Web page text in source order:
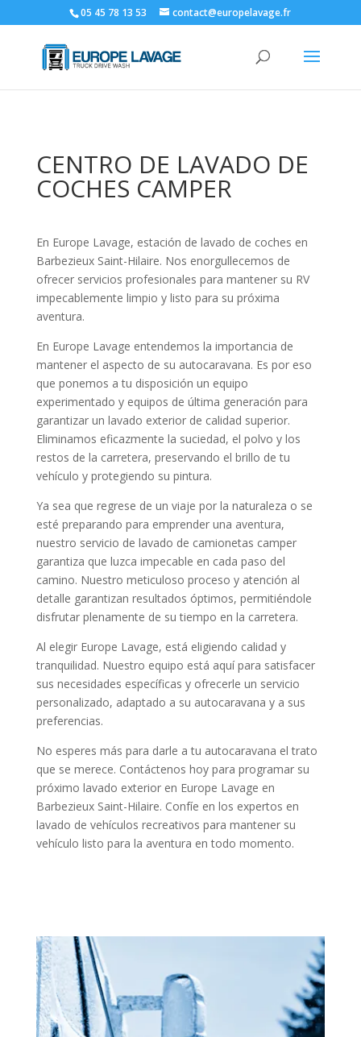
05 45 78 13 53 contact@europelavage.fr
CENTRO DE LAVADO DE
COCHES CAMPER
En Europe Lavage, estación de lavado de coches en
Barbezieux Saint-Hilaire. Nos enorgullecemos de
ofrecer servicios profesionales para mantener su RV
impecablemente limpio y listo para su próxima
aventura.
En Europe Lavage entendemos la importancia de
mantener el aspecto de su autocaravana. Es por eso
que ponemos a tu disposición un equipo
experimentado y equipos de última generación para
garantizar un lavado exterior de calidad superior.
Eliminamos eficazmente la suciedad, el polvo y los
restos de la carretera, preservando el brillo de tu
vehículo y protegiendo su pintura.
Ya sea que regrese de un viaje por la naturaleza o se
esté preparando para emprender una aventura,
nuestro servicio de lavado de camionetas camper
garantiza que luzca impecable en cada paso del
camino. Nuestro meticuloso proceso y atención al
detalle garantizan resultados óptimos, permitiéndole
disfrutar plenamente de su tiempo en la carretera.
Al elegir Europe Lavage, está eligiendo calidad y
tranquilidad. Nuestro equipo está aquí para satisfacer
sus necesidades específicas y ofrecerle un servicio
personalizado, adaptado a su autocaravana y a sus
preferencias.
No esperes más para darle a tu autocaravana el trato
que se merece. Contáctenos hoy para programar su
próximo lavado exterior en Europe Lavage en
Barbezieux Saint-Hilaire. Confíe en los expertos en
lavado de vehículos recreativos para mantener su
vehículo listo para la aventura en todo momento.